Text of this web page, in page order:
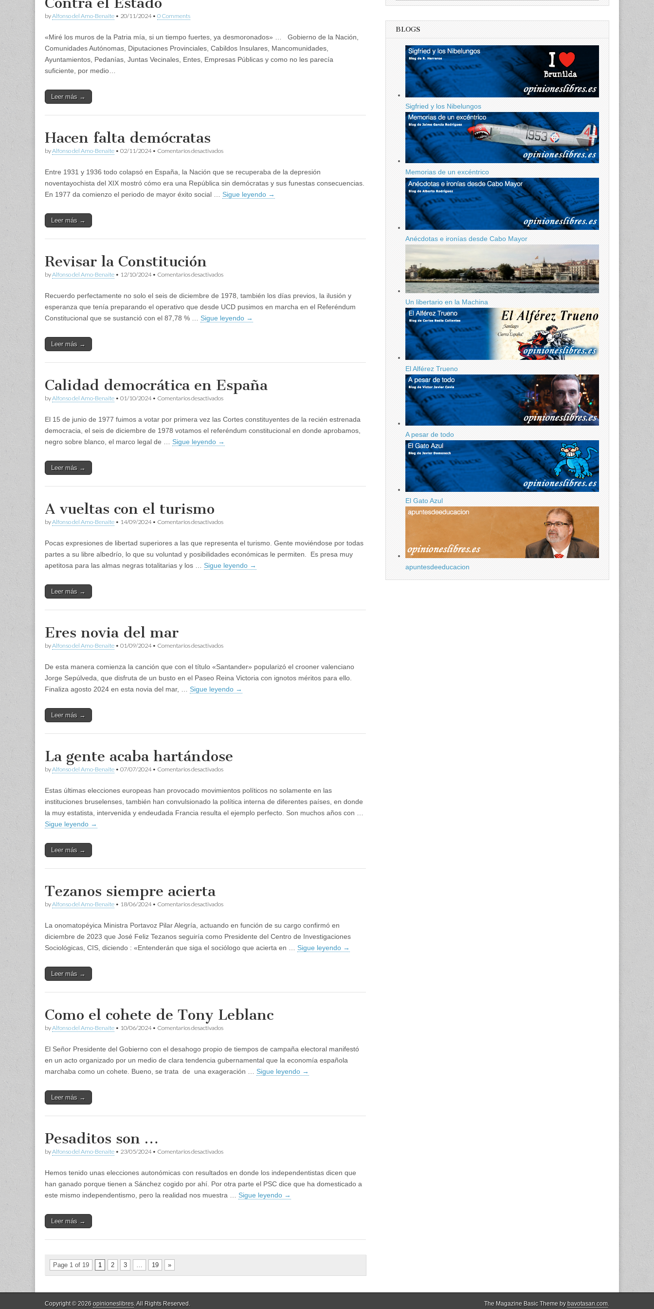
byAlfonso del Amo-Benaite • 20/11/2024• 0 Comments
«Miré los muros de la Patria mía, si un tiempo fuertes, ya desmoronados» … Gobierno de la Nación,
Comunidades Autónomas, Diputaciones Provinciales, Cabildos Insulares, Mancomunidades,
Ayuntamientos, Pedanías, Juntas Vecinales, Entes, Empresas Públicas y como no les parecía
suficiente, por medio…
Leer más →
Hacen falta demócratas
byAlfonso del Amo-Benaite • 02/11/2024• Comentarios desactivadosen
demócratas
Entre 1931 y 1936 todo colapsó en España, la Nación que se recuperaba de la depresión
noventayochista del XIX mostró cómo era una República sin demócratas y sus funestas consecuencias.
En 1977 da comienzo el periodo de mayor éxito social … Sigue leyendo →
Leer más →
Revisar la Constitución
byAlfonso del Amo-Benaite • 12/10/2024• Comentarios desactivadosen
Constitución
Recuerdo perfectamente no solo el seis de diciembre de 1978, también los días previos, la ilusión y
esperanza que tenía preparando el operativo que desde UCD pusimos en marcha en el Referéndum
Constitucional que se sustanció con el 87,78 % … Sigue leyendo →
Leer más →
Calidad democrática en España
byAlfonso del Amo-Benaite • 01/10/2024• Comentarios desactivadosen
en
España
El 15 de junio de 1977 fuimos a votar por primera vez las Cortes constituyentes de la recién estrenada
democracia, el seis de diciembre de 1978 votamos el referéndum constitucional en donde aprobamos,
negro sobre blanco, el marco legal de … Sigue leyendo →
Leer más →
A vueltas con el turismo
byAlfonso del Amo-Benaite • 14/09/2024• Comentarios desactivadosen
con
el
Pocas expresiones de libertad superiores a las que representa el turismo. Gente moviéndose por todas
partes a su libre albedrío, lo que su voluntad y posibilidades económicas le permiten. Es presa muy
apetitosa para las almas negras totalitarias y los … Sigue leyendo →
Leer más →
Eres novia del mar
byAlfonso del Amo-Benaite • 01/09/2024• Comentarios desactivadosen
del
mar
De esta manera comienza la canción que con el título «Santander» popularizó el crooner valenciano
Jorge Sepúlveda, que disfruta de un busto en el Paseo Reina Victoria con ignotos méritos para ello.
Finaliza agosto 2024 en esta novia del mar, … Sigue leyendo →
Leer más →
La gente acaba hartándose
byAlfonso del Amo-Benaite • 07/07/2024• Comentarios desactivadosen
acaba
hartándose
Estas últimas elecciones europeas han provocado movimientos políticos no solamente en las
instituciones bruselenses, también han convulsionado la política interna de diferentes países, en donde
la muy estatista, intervenida y endeudada Francia resulta el ejemplo perfecto. Son muchos años con …
Sigue leyendo →
Leer más →
Tezanos siempre acierta
byAlfonso del Amo-Benaite • 18/06/2024• Comentarios desactivadosen
acierta
La onomatopéyica Ministra Portavoz Pilar Alegría, actuando en función de su cargo confirmó en
diciembre de 2023 que José Feliz Tezanos seguiría como Presidente del Centro de Investigaciones
Sociológicas, CIS, diciendo : «Entenderán que siga el sociólogo que acierta en … Sigue leyendo →
Leer más →
Como el cohete de Tony Leblanc
byAlfonso del Amo-Benaite • 10/06/2024• Comentarios desactivadosen
cohete
de
Leblanc
El Señor Presidente del Gobierno con el desahogo propio de tiempos de campaña electoral manifestó
en un acto organizado por un medio de clara tendencia gubernamental que la economía española
marchaba como un cohete. Bueno, se trata de una exageración … Sigue leyendo →
Leer más →
Pesaditos son …
byAlfonso del Amo-Benaite • 23/05/2024• Comentarios desactivadosen
…
Hemos tenido unas elecciones autonómicas con resultados en donde los independentistas dicen que
han ganado porque tienen a Sánchez cogido por ahí. Por otra parte el PSC dice que ha domesticado a
este mismo independentismo, pero la realidad nos muestra … Sigue leyendo →
Leer más →
Page 1 of 19 1 2 3 … 19 »
BLOGS
Sigfried y los Nibelungos
Memorias de un excéntrico
Anécdotas e ironías desde Cabo Mayor
Un libertario en la Machina
El Alférez Trueno
A pesar de todo
El Gato Azul
apuntesdeeducacion
Copyright © 2026 opinioneslibres. All Rights Reserved. The Magazine Basic Theme bybavotasan.com.